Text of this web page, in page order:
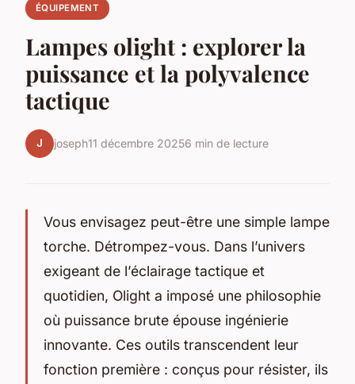
ÉQUIPEMENT
Lampes olight : explorer la
puissance et la polyvalence
tactique
J joseph11 décembre 20256 min de lecture
Vous envisagez peut-être une simple lampe
torche. Détrompez-vous. Dans l’univers
exigeant de l’éclairage tactique et
quotidien, Olight a imposé une philosophie
où puissance brute épouse ingénierie
innovante. Ces outils transcendent leur
fonction première : conçus pour résister, ils